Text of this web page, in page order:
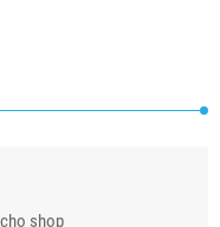
shop